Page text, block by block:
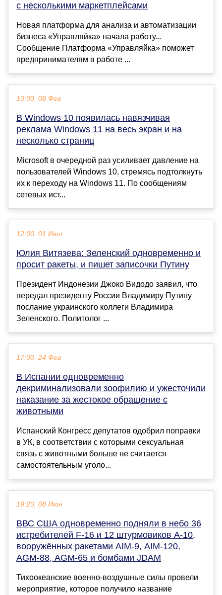
с несколькими маркетплейсами
Новая платформа для анализа и автоматизации
бизнеса «Управляйка» начала работу...
Сообщение Платформа «Управляйка» поможет
предпринимателям в работе ...
10:00, 08 Фев
В Windows 10 появилась навязчивая
реклама Windows 11 на весь экран и на
несколько страниц
Microsoft в очередной раз усиливает давление на
пользователей Windows 10, стремясь подтолкнуть
их к переходу на Windows 11. По сообщениям
сетевых ист...
12:00, 01 Июл
Юлия Витязева: Зеленский одновременно и
просит ракеты, и пишет записочки Путину
Президент Индонезии Джоко Видодо заявил, что
передал президенту России Владимиру Путину
послание украинского коллеги Владимира
Зеленского. Политолог ...
17:00, 24 Фев
В Испании одновременно
декриминализовали зоофилию и ужесточили
наказание за жестокое обращение с
животными
Испанский Конгресс депутатов одобрил поправки
в УК, в соответствии с которыми сексуальная
связь с животными больше не считается
самостоятельным уголо...
19:20, 08 Июн
ВВС США одновременно подняли в небо 36
истребителей F-16 и 12 штурмовиков A-10,
вооружённых ракетами AIM-9, AIM-120,
AGM-88, AGM-65 и бомбами JDAM
Тихоокеанские военно-воздушные силы провели
мероприятие, которое получило название